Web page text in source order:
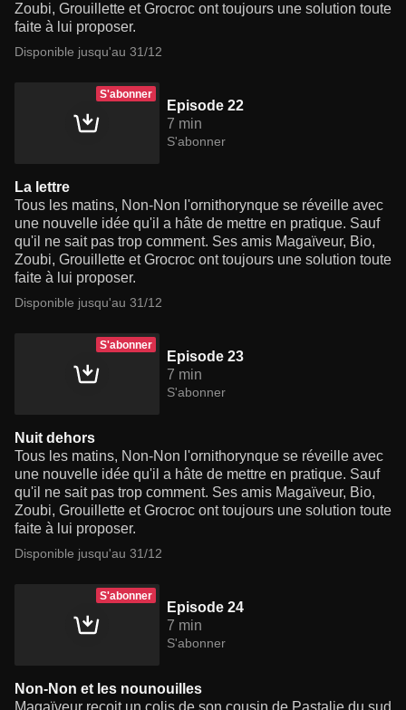
Zoubi, Grouillette et Grocroc ont toujours une solution toute
faite à lui proposer.
Disponible jusqu'au 31/12
S'abonner
Episode 22
7 min
S'abonner
La lettre
Tous les matins, Non-Non l'ornithorynque se réveille avec
une nouvelle idée qu'il a hâte de mettre en pratique. Sauf
qu'il ne sait pas trop comment. Ses amis Magaïveur, Bio,
Zoubi, Grouillette et Grocroc ont toujours une solution toute
faite à lui proposer.
Disponible jusqu'au 31/12
S'abonner
Episode 23
7 min
S'abonner
Nuit dehors
Tous les matins, Non-Non l'ornithorynque se réveille avec
une nouvelle idée qu'il a hâte de mettre en pratique. Sauf
qu'il ne sait pas trop comment. Ses amis Magaïveur, Bio,
Zoubi, Grouillette et Grocroc ont toujours une solution toute
faite à lui proposer.
Disponible jusqu'au 31/12
S'abonner
Episode 24
7 min
S'abonner
Non-Non et les nounouilles
Magaïveur reçoit un colis de son cousin de Pastalie du sud